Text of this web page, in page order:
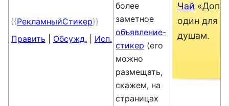
{{РекламныйСтикер}}
Править
Обсужд. Исп.
более
заметное
объявление-
стикер (его
можно
размещать,
скажем, на
страницах
Чай
один для
душам.